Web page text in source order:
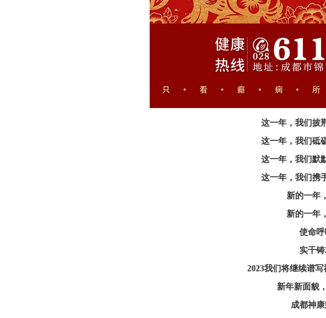
这一年，我们披
这一年，我们砥
这一年，我们默
这一年，我们携
新的一年
新的一年
使命
实干
2023我们将继续谱
新年新面貌
成都神